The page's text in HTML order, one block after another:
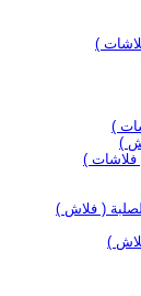
)
)
)
فلاشات )
( فلاش )
)